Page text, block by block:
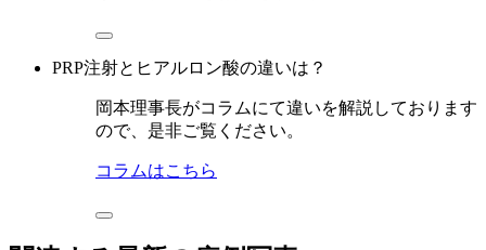
PRP注射とヒアルロン酸の違いは？
岡本理事長がコラムにて違いを解説しております
ので、是非ご覧ください。
コラムはこちら